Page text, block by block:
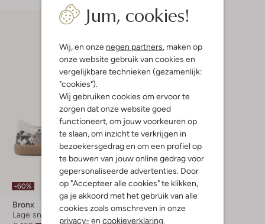
Jum, cookies!
Wij, en onze negen partners , maken op
onze website gebruik van cookies en
vergelijkbare technieken (gezamenlijk:
"cookies").
Wij gebruiken cookies om ervoor te
zorgen dat onze website goed
functioneert, om jouw voorkeuren op
te slaan, om inzicht te verkrijgen in
bezoekersgedrag en om een profiel op
te bouwen van jouw online gedrag voor
gepersonaliseerde advertenties. Door
op "Accepteer alle cookies" te klikken,
ga je akkoord met het gebruik van alle
cookies zoals omschreven in onze
privacy- en cookieverklaring
-60%
Bronx
Lage sneakers